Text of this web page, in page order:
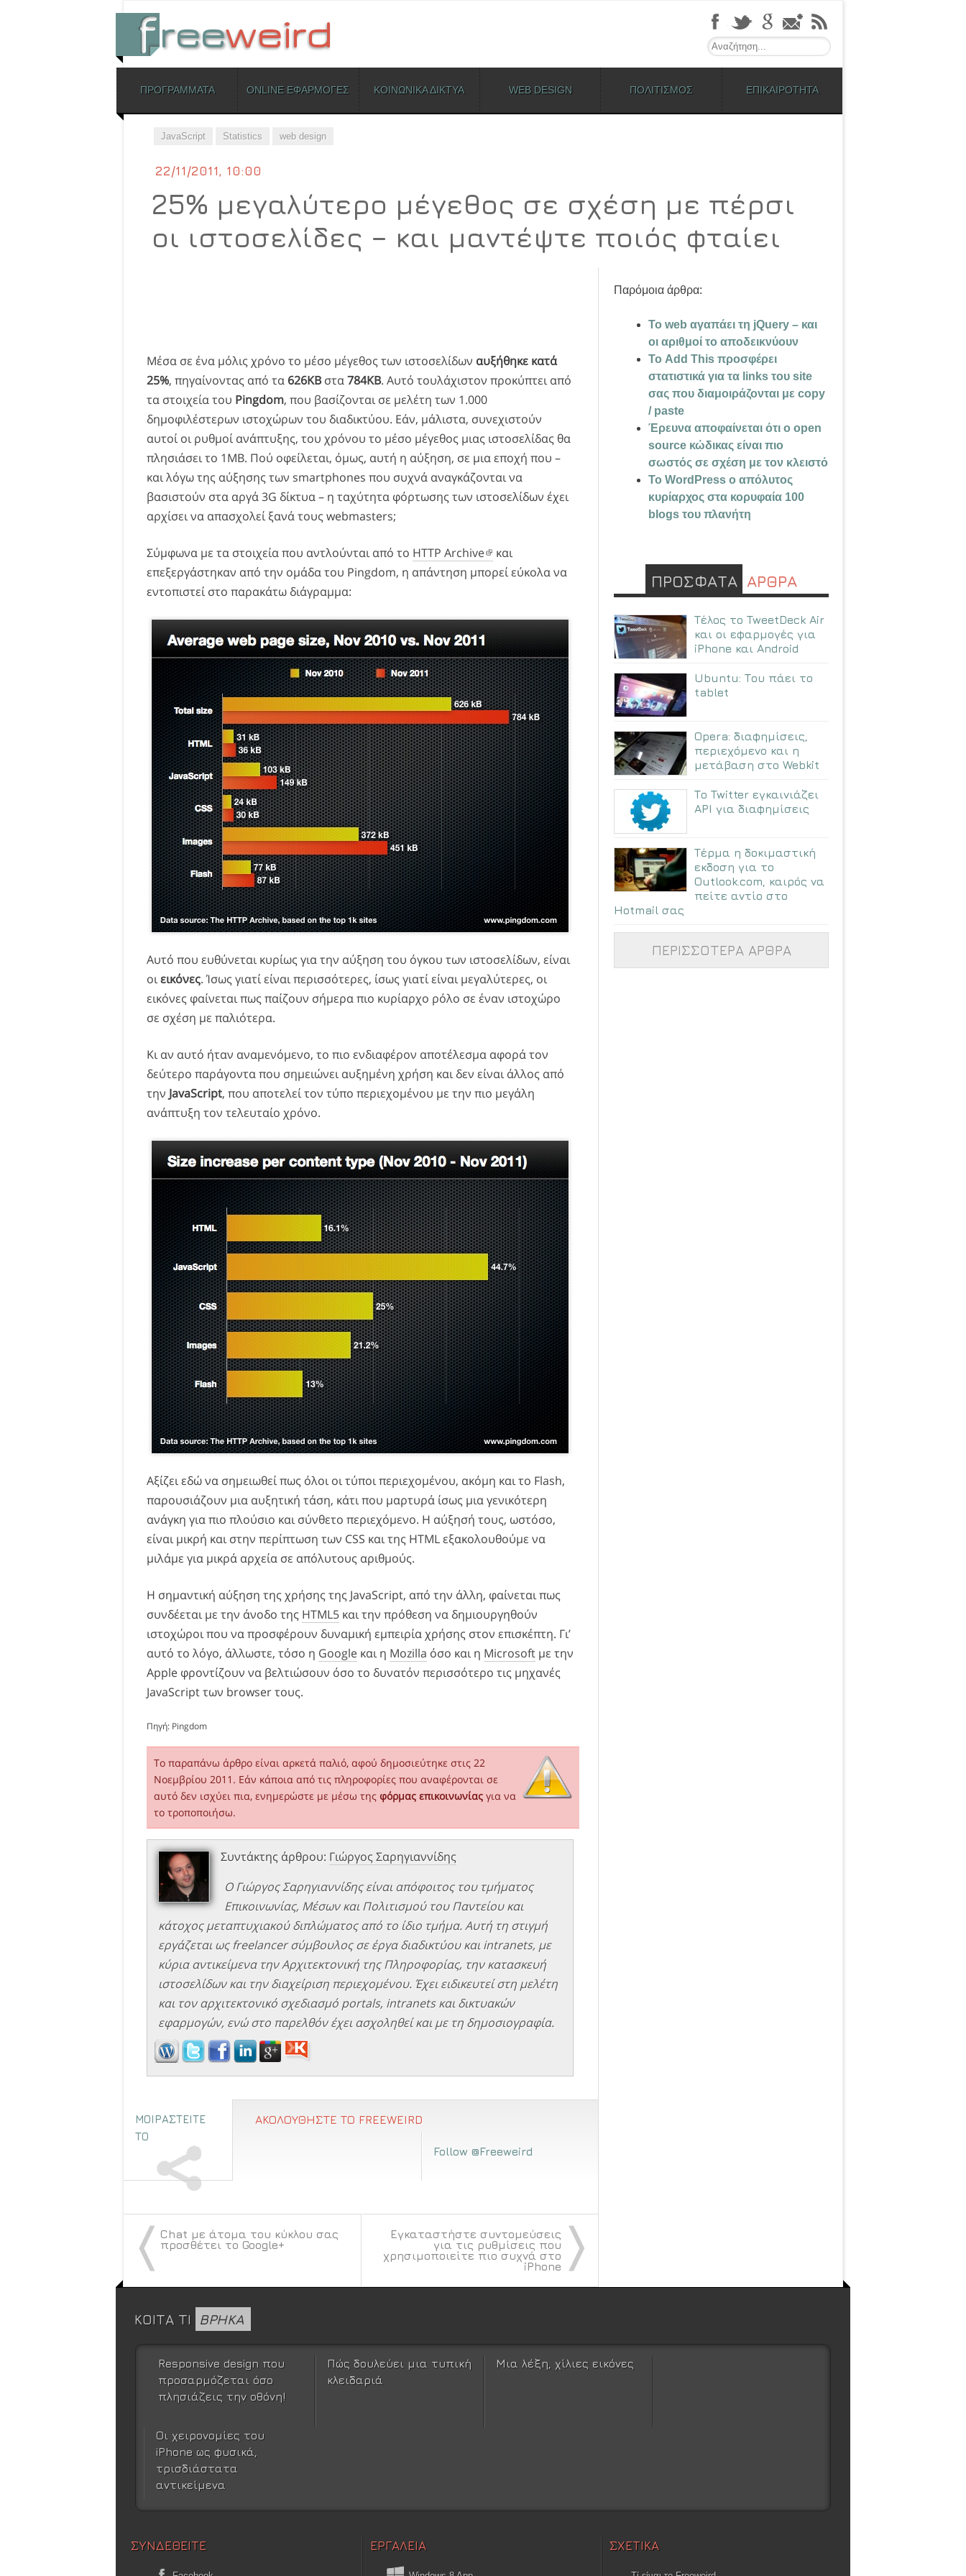
Search
Skip to content
ΠΡΟΓΡΑΜΜΑΤΑ ONLINE ΕΦΑΡΜΟΓΕΣ ΚΟΙΝΩΝΙΚΑ ΔΙΚΤΥΑ WEB DESIGN ΠΟΛΙΤΙΣΜΟΣ ΕΠΙΚΑΙΡΟΤΗΤΑ
JavaScript Statistics web design
22/11/2011, 10:00
25% μεγαλύτερο μέγεθος σε σχέση με πέρσι
οι ιστοσελίδες – και μαντέψτε ποιός φταίει
Μέσα σε ένα μόλις χρόνο το μέσο μέγεθος των ιστοσελίδων αυξήθηκε κατά
25%, πηγαίνοντας από τα 626ΚΒ στα784ΚΒ. Αυτό τουλάχιστον προκύπτει από
τα στοιχεία του Pingdom, που βασίζονται σε μελέτη των 1.000
δημοφιλέστερων ιστοχώρων του διαδικτύου. Εάν, μάλιστα, συνεχιστούν
αυτοί οι ρυθμοί ανάπτυξης, του χρόνου το μέσο μέγεθος μιας ιστοσελίδας θα
πλησιάσει το 1ΜΒ. Πού οφείλεται, όμως, αυτή η αύξηση, σε μια εποχή που –
και λόγω της αύξησης των smartphones που συχνά αναγκάζονται να
βασιστούν στα αργά 3G δίκτυα – η ταχύτητα φόρτωσης των ιστοσελίδων έχει
αρχίσει να απασχολεί ξανά τους webmasters;
Σύμφωνα με τα στοιχεία που αντλούνται από το HTTP Archive
και
επεξεργάστηκαν από την ομάδα του Pingdom, η απάντηση μπορεί εύκολα να
εντοπιστεί στο παρακάτω διάγραμμα:
Αυτό που ευθύνεται κυρίως για την αύξηση του όγκου των ιστοσελίδων, είναι
οιεικόνες. Ίσως γιατί είναι περισσότερες, ίσως γιατί είναι μεγαλύτερες, οι
εικόνες φαίνεται πως παίζουν σήμερα πιο κυρίαρχο ρόλο σε έναν ιστοχώρο
σε σχέση με παλιότερα.
Κι αν αυτό ήταν αναμενόμενο, το πιο ενδιαφέρον αποτέλεσμα αφορά τον
δεύτερο παράγοντα που σημειώνει αυξημένη χρήση και δεν είναι άλλος από
την JavaScript, που αποτελεί τον τύπο περιεχομένου με την πιο μεγάλη
ανάπτυξη τον τελευταίο χρόνο.
Αξίζει εδώ να σημειωθεί πως όλοι οι τύποι περιεχομένου, ακόμη και το Flash,
παρουσιάζουν μια αυξητική τάση, κάτι που μαρτυρά ίσως μια γενικότερη
ανάγκη για πιο πλούσιο και σύνθετο περιεχόμενο. Η αύξησή τους, ωστόσο,
είναι μικρή και στην περίπτωση των CSS και της HTML εξακολουθούμε να
μιλάμε για μικρά αρχεία σε απόλυτους αριθμούς.
Η σημαντική αύξηση της χρήσης της JavaScript, από την άλλη, φαίνεται πως
συνδέεται με την άνοδο της HTML5 και την πρόθεση να δημιουργηθούν
ιστοχώροι που να προσφέρουν δυναμική εμπειρία χρήσης στον επισκέπτη. Γι’
αυτό το λόγο, άλλωστε, τόσο η Google και η Mozilla όσο και η Microsoft με την
Apple φροντίζουν να βελτιώσουν όσο το δυνατόν περισσότερο τις μηχανές
JavaScript των browser τους.
Πηγή: Pingdom
Το παραπάνω άρθρο είναι αρκετά παλιό, αφού δημοσιεύτηκε στις 22
Νοεμβρίου 2011. Εάν κάποια από τις πληροφορίες που αναφέρονται σε
αυτό δεν ισχύει πια, ενημερώστε με μέσω της φόρμας επικοινωνίας για να
το τροποποιήσω.
Συντάκτης άρθρου: Γιώργος Σαρηγιαννίδης
Ο Γιώργος Σαρηγιαννίδης είναι απόφοιτος του τμήματος
Επικοινωνίας, Μέσων και Πολιτισμού του Παντείου και
κάτοχος μεταπτυχιακού διπλώματος από το ίδιο τμήμα. Αυτή τη στιγμή
εργάζεται ως freelancer σύμβουλος σε έργα διαδικτύου και intranets, με
κύρια αντικείμενα την Αρχιτεκτονική της Πληροφορίας, την κατασκευή
ιστοσελίδων και την διαχείριση περιεχομένου. Έχει ειδικευτεί στη μελέτη
και τον αρχιτεκτονικό σχεδιασμό portals, intranets και δικτυακών
εφαρμογών, ενώ στο παρελθόν έχει ασχοληθεί και με τη δημοσιογραφία.
ΜΟΙΡΑΣΤΕΙΤΕ
ΤΟ
ΑΚΟΛΟΥΘΗΣΤΕ ΤΟ FREEWEIRD
Follow @Freeweird
〈
Chat με άτομα του κύκλου σας
προσθέτει το Google+
〉
Εγκαταστήστε συντομεύσεις
για τις ρυθμίσεις που
χρησιμοποιείτε πιο συχνά στο
iPhone
Παρόμοια άρθρα:
Το web αγαπάει τη jQuery – και
οι αριθμοί το αποδεικνύουν
Το Add This προσφέρει
στατιστικά για τα links του site
σας που διαμοιράζονται με copy
/ paste
Έρευνα αποφαίνεται ότι ο open
source κώδικας είναι πιο
σωστός σε σχέση με τον κλειστό
Το WordPress ο απόλυτος
κυρίαρχος στα κορυφαία 100
blogs του πλανήτη
ΠΡΟΣΦΑΤΑ ΑΡΘΡΑ
Τέλος το TweetDeck Air
και οι εφαρμογές για
iPhone και Android
Ubuntu: Tου πάει το
tablet
Opera: διαφημίσεις,
περιεχόμενο και η
μετάβαση στο Webkit
Το Twitter εγκαινιάζει
API για διαφημίσεις
Τέρμα η δοκιμαστική
εκδοση για το
Outlook.com, καιρός να
πείτε αντίο στο
Hotmail σας
ΠΕΡΙΣΣΟΤΕΡΑ ΑΡΘΡΑ
ΚΟΙΤΑ ΤΙ ΒΡΗΚΑ
Responsive design που
προσαρμόζεται όσο
πλησιάζεις την οθόνη!
Πώς δουλεύει μια τυπική
κλειδαριά
Μια λέξη, χίλιες εικόνες
Οι χειρονομίες του
iPhone ως φυσικά,
τρισδιάστατα
αντικείμενα
ΣΥΝΔΕΘΕΙΤΕ ΕΡΓΑΛΕΙΑ ΣΧΕΤΙΚΑ